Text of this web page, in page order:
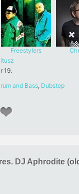
Freestylers
19.
and Bass, Dubstep
DJ Aphrodite